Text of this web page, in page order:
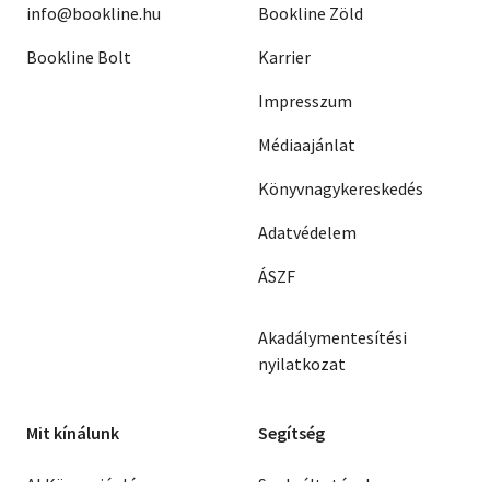
info@bookline.hu
Bookline Bolt
Bookline Zöld
Karrier
Impresszum
Médiaajánlat
Könyvnagykereskedés
Adatvédelem
ÁSZF
Akadálymentesítési
nyilatkozat
Mit kínálunk Segítség